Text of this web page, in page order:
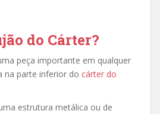
do Cárter?
peça importante em qualquer
na parte inferior do cárter do
estrutura metálica ou de